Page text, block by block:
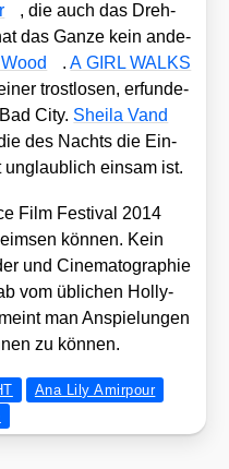
, die auch das Dreh­
das Gan­ze kein ande­
.A GIRL WALKS
trost­lo­sen, erfun­de­
City. Shei­la Vand
des Nachts die Ein­
ein­sam ist.
Film Fes­ti­val 2014
kön­nen. Kein
und Cine­ma­to­gra­phie
vom übli­chen Hol­ly­
man Anspie­lun­gen
zu kön­nen.
Ana Lily Amirpour